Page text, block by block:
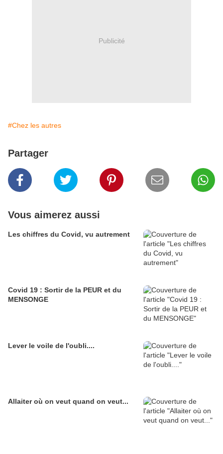
Publicité
#Chez les autres
Partager
Vous aimerez aussi
Les chiffres du Covid, vu autrement
Covid 19 : Sortir de la PEUR et du
MENSONGE
Lever le voile de l'oubli....
Allaiter où on veut quand on veut...